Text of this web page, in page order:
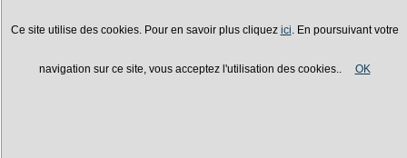
Ce site utilise des cookies. Pour en savoir plus cliquez ici. En poursuivant votre
navigation sur ce site, vous acceptez l'utilisation des cookies.. OK